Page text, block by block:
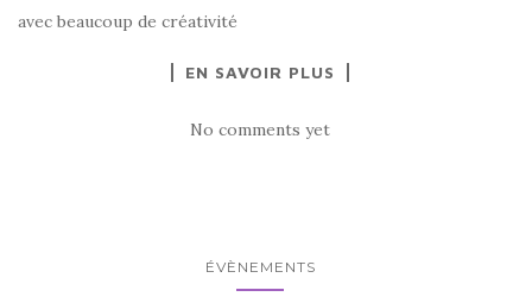
avec beaucoup de créativité
EN SAVOIR PLUS
No comments yet
ÉVÈNEMENTS